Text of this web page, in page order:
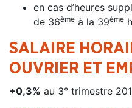
en cas d’heures
de 36ème à la 39ème
SALAIRE
OUVRIER ET
+0,3% au 3° trimestre